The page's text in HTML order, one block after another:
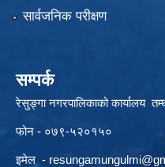
सार्वजनिक परीक्षण
सम्पर्क
रेसुङ्गा नगरपालिकाको कार्यालय
फोन - ०७९-५२०१५०
इमेल -